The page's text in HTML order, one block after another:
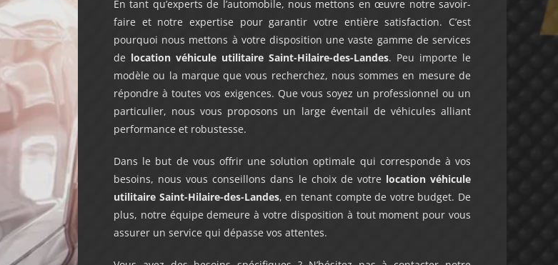
En tant qu’experts de l’automobile, nous mettons en œuvre notre savoir-
faire et notre expertise pour garantir votre entière satisfaction. C’est
pourquoi nous mettons à votre disposition une vaste gamme de services
de location véhicule utilitaire Saint-Hilaire-des-Landes. Peu importe le
modèle ou la marque que vous recherchez, nous sommes en mesure de
répondre à toutes vos exigences. Que vous soyez un professionnel ou un
particulier, nous vous proposons un large éventail de véhicules alliant
performance et robustesse.
Dans le but de vous offrir une solution optimale qui corresponde à vos
besoins, nous vous conseillons dans le choix de votre location véhicule
utilitaire Saint-Hilaire-des-Landes, en tenant compte de votre budget. De
plus, notre équipe demeure à votre disposition à tout moment pour vous
assurer un service qui dépasse vos attentes.